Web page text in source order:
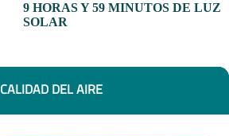
9 HORAS Y 59 MINUTOS DE LUZ
SOLAR
CALIDAD DEL AIRE